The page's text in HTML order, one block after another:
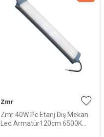
Zmr
Zmr 40W Pc Etanj Dış Mekan
Led Armatür120cm 6500K